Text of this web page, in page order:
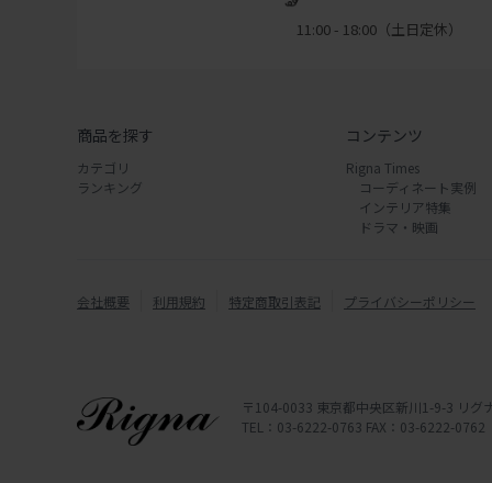
11:00 - 18:00（土日定休）
商品を探す
カテゴリ
ランキング
コンテンツ
Rigna Times
コーディネート実例
インテリア特集
ドラマ・映画
会社概要 利用規約 特定商取引表記 プライバシーポリシー
〒104-0033 東京都中央区新川1-9-3 リグ
TEL：03-6222-0763 FAX：03-6222-0762